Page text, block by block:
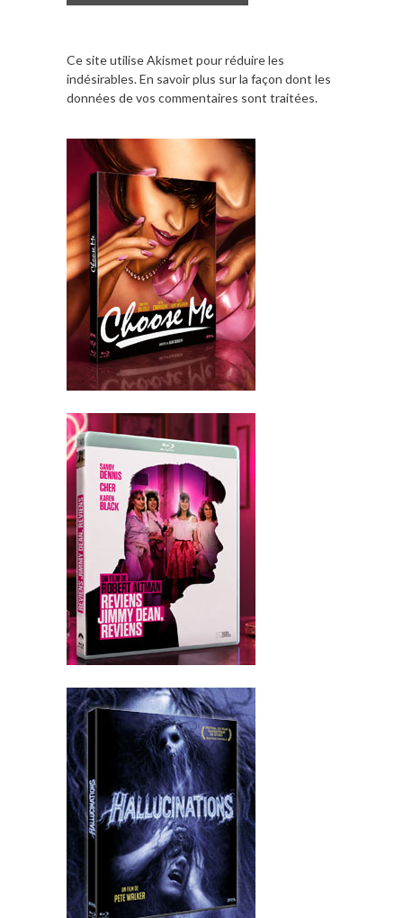
Ce site utilise Akismet pour réduire les
indésirables.En savoir plus sur la façon dont les
données de vos commentaires sont traitées.